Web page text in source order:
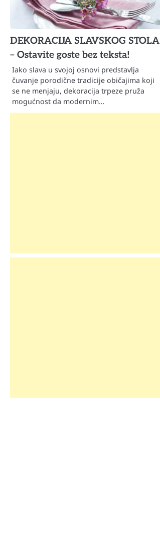
DEKORACIJA SLAVSKOG STOLA
– Ostavite goste bez teksta!
Iako slava u svojoj osnovi predstavlja
čuvanje porodične tradicije običajima koji
se ne menjaju, dekoracija trpeze pruža
mogućnost da modernim…